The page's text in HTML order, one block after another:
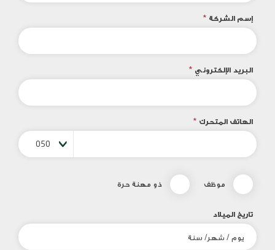
إسم الشركة *
البريد الإلكتروني *
الهاتف المتحرك *
050
موظف ذو مهنة حرة
تاريخ الميلاد